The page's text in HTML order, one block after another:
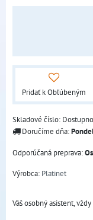
Pridať k Obľúbeným
Skladové číslo:
Doručíme dňa:
Výrobca: Platinet
Váš osobný asistent,